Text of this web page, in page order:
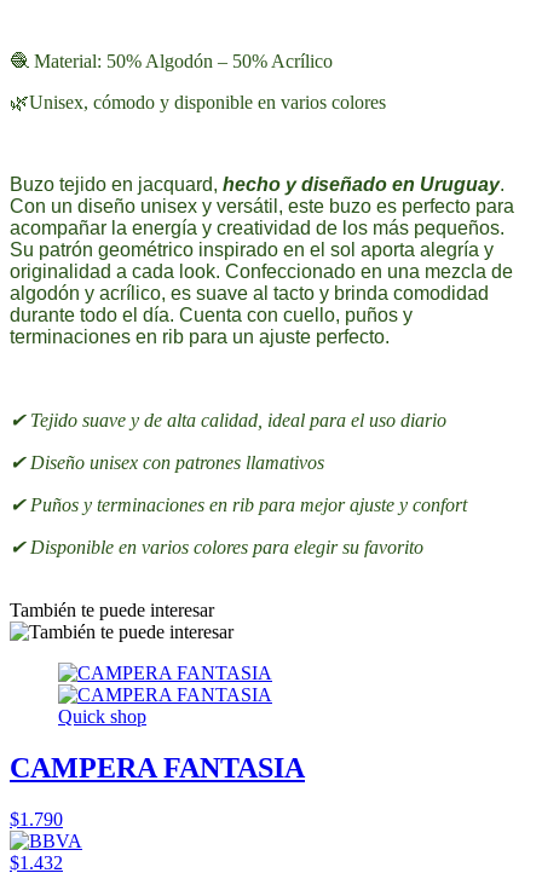
🧶 Material: 50% Algodón – 50% Acrílico
🌿Unisex, cómodo y disponible en varios colores
Buzo tejido en jacquard, hecho y diseñado en Uruguay.
Con un diseño unisex y versátil, este buzo es perfecto para
acompañar la energía y creatividad de los más pequeños.
Su patrón geométrico inspirado en el sol aporta alegría y
originalidad a cada look. Confeccionado en una mezcla de
algodón y acrílico, es suave al tacto y brinda comodidad
durante todo el día. Cuenta con cuello, puños y
terminaciones en rib para un ajuste perfecto.
✔ Tejido suave y de alta calidad, ideal para el uso diario
✔ Diseño unisex con patrones llamativos
✔ Puños y terminaciones en rib para mejor ajuste y confort
✔ Disponible en varios colores para elegir su favorito
También te puede interesar
Quick shop
CAMPERA FANTASIA
$1.790
$1.432